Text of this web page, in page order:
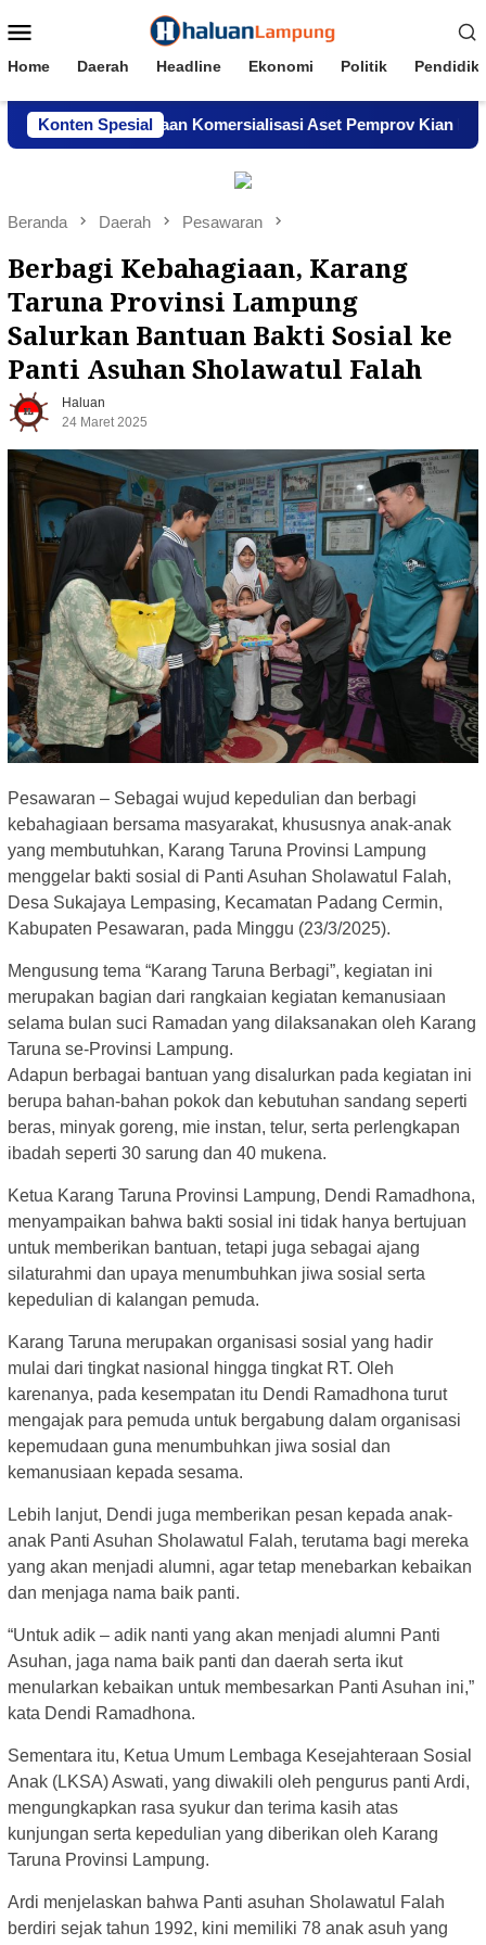
ke
Mobile
Home Daerah Headline Ekonomi Politik
Konten Spesial
Dugaan Komersialisasi Aset Pemprov Kian Menguat
Beranda Daerah Pesawaran
Berbagi Kebahagiaan, Karang
Taruna Provinsi Lampung
Salurkan Bantuan Bakti Sosial ke
Panti Asuhan Sholawatul Falah
Haluan
24 Maret 2025
Pesawaran – Sebagai wujud kepedulian dan berbagi
kebahagiaan bersama masyarakat, khususnya anak-anak
yang membutuhkan, Karang Taruna Provinsi Lampung
menggelar bakti sosial di Panti Asuhan Sholawatul Falah,
Desa Sukajaya Lempasing, Kecamatan Padang Cermin,
Kabupaten Pesawaran, pada Minggu (23/3/2025).
Mengusung tema “Karang Taruna Berbagi”, kegiatan ini
merupakan bagian dari rangkaian kegiatan kemanusiaan
selama bulan suci Ramadan yang dilaksanakan oleh Karang
Taruna se-Provinsi Lampung.
Adapun berbagai bantuan yang disalurkan pada kegiatan ini
berupa bahan-bahan pokok dan kebutuhan sandang seperti
beras, minyak goreng, mie instan, telur, serta perlengkapan
ibadah seperti 30 sarung dan 40 mukena.
Ketua Karang Taruna Provinsi Lampung, Dendi Ramadhona,
menyampaikan bahwa bakti sosial ini tidak hanya bertujuan
untuk memberikan bantuan, tetapi juga sebagai ajang
silaturahmi dan upaya menumbuhkan jiwa sosial serta
kepedulian di kalangan pemuda.
Karang Taruna merupakan organisasi sosial yang hadir
mulai dari tingkat nasional hingga tingkat RT. Oleh
karenanya, pada kesempatan itu Dendi Ramadhona turut
mengajak para pemuda untuk bergabung dalam organisasi
kepemudaan guna menumbuhkan jiwa sosial dan
kemanusiaan kepada sesama.
Lebih lanjut, Dendi juga memberikan pesan kepada anak-
anak Panti Asuhan Sholawatul Falah, terutama bagi mereka
yang akan menjadi alumni, agar tetap menebarkan kebaikan
dan menjaga nama baik panti.
“Untuk adik – adik nanti yang akan menjadi alumni Panti
Asuhan, jaga nama baik panti dan daerah serta ikut
menularkan kebaikan untuk membesarkan Panti Asuhan ini,”
kata Dendi Ramadhona.
Sementara itu, Ketua Umum Lembaga Kesejahteraan Sosial
Anak (LKSA) Aswati, yang diwakili oleh pengurus panti Ardi,
mengungkapkan rasa syukur dan terima kasih atas
kunjungan serta kepedulian yang diberikan oleh Karang
Taruna Provinsi Lampung.
Ardi menjelaskan bahwa Panti asuhan Sholawatul Falah
berdiri sejak tahun 1992, kini memiliki 78 anak asuh yang